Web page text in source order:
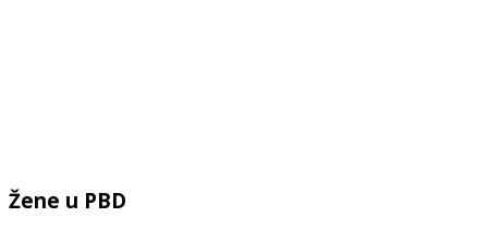
Žene u PBD